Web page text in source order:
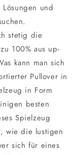
und
stetig die
100% aus up-
kann man sich
Pullover in
in Form
besten
Spielzeug
wie die lustigen
sich für eines